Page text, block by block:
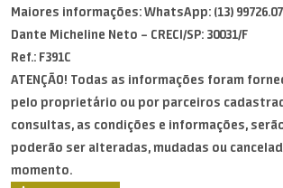
Maiores informações: WhatsApp: (13)
Dante Micheline Neto – CRECI/SP: 30031/F
Ref.: F391C
ATENÇÃO! Todas as informações foram
pelo proprietário ou por parceiros
consultas, as condições e informações,
poderão ser alteradas, mudadas ou
momento.